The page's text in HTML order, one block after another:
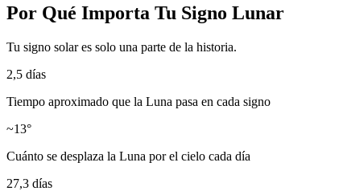
Por Qué Importa Tu Signo Lunar
Tu signo solar es solo una parte de la historia.
2,5 días
Tiempo aproximado que la Luna pasa en cada signo
~13°
Cuánto se desplaza la Luna por el cielo cada día
27,3 días